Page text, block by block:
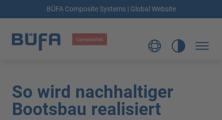
BÜFA Composite Systems | Global Website
So wird nachhaltiger
Bootsbau realisiert